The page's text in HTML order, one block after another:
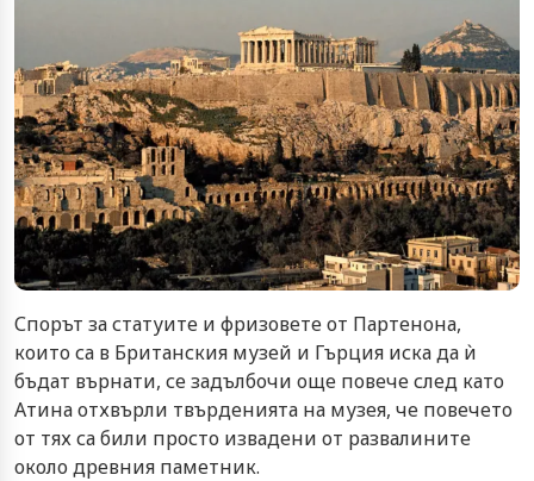
Спорът за статуите и фризовете от Партенона,
които са в Британския музей и Гърция иска да ѝ
бъдат върнати, се задълбочи още повече след като
Атина отхвърли твърденията на музея, че повечето
от тях са били просто извадени от развалините
около древния паметник.